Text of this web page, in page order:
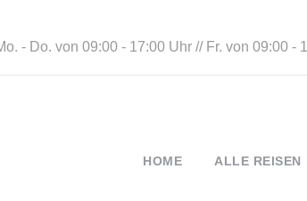
- Do. von 09:00 - 17:00 Uhr // Fr. von 09:00
HOME ALLE REISEN